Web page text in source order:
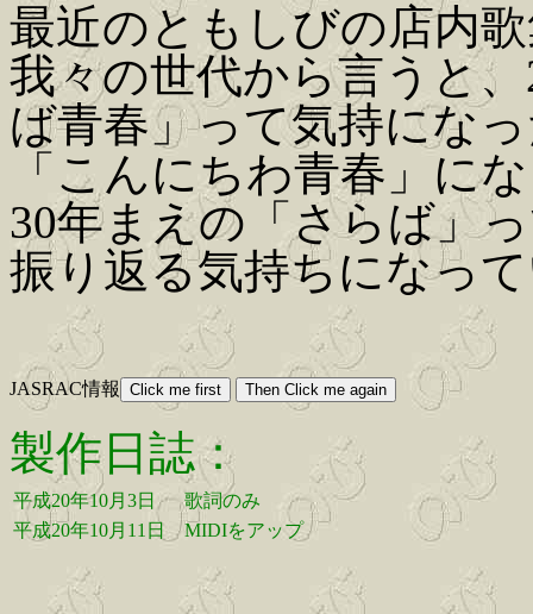
最近のともしびの店内
我々の世代から言うと
ば青春」って気持にな
「こんにちわ青春」に
30年まえの「さらば」
振り返る気持ちになっ
JASRAC情報
製作日誌：
平成20年10月3日
歌詞のみ
平成20年10月11日
MIDIをアップ